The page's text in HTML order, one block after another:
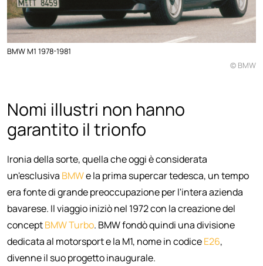
BMW M1 1978-1981
© BMW
Nomi illustri non hanno
garantito il trionfo
Ironia della sorte, quella che oggi è considerata
un'esclusiva BMWe la prima supercar tedesca, un tempo
era fonte di grande preoccupazione per l'intera azienda
bavarese. Il viaggio iniziò nel 1972 con la creazione del
conceptBMW Turbo. BMW fondò quindi una divisione
dedicata al motorsport e la M1, nome in codiceE26,
divenne il suo progetto inaugurale.